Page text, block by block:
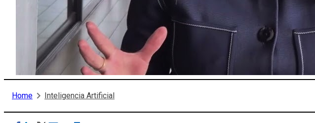
Home Inteligencia Artificial